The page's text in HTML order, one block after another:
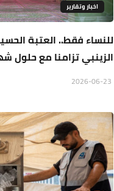
اخبار وتقارير
للنساء فقط.. العتبة
الزينبي تزامنا مع حلول